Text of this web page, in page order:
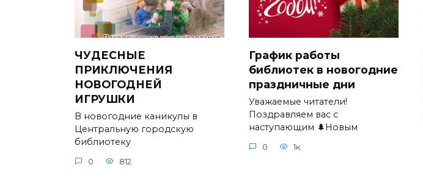
ЧУДЕСНЫЕ
ПРИКЛЮЧЕНИЯ
НОВОГОДНЕЙ
ИГРУШКИ
В новогодние каникулы в
Центральную городскую
библиотеку
0 812
График работы
библиотек в новогодние
праздничные дни
Уважаемые читатели!
Поздравляем вас с
наступающим 🌲Новым
0 1к.